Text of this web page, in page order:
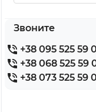
Звоните
+38 095 525 59
+38 068 525 59
+38 073 525 59